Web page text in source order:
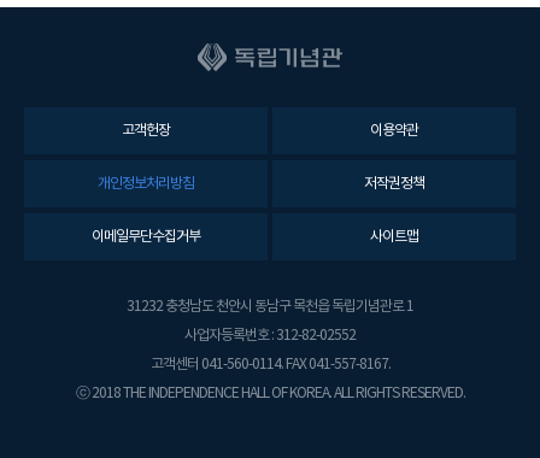
고객헌장 이용약관
개인정보처리방침 저작권정책
이메일무단수집거부 사이트맵
31232 충청남도 천안시 동남구 목천읍 독립기념관로 1
사업자등록번호 : 312-82-02552
고객센터 041-560-0114. FAX 041-557-8167.
ⓒ 2018 THE INDEPENDENCE HALL OF KOREA. ALL RIGHTS RESERVED.